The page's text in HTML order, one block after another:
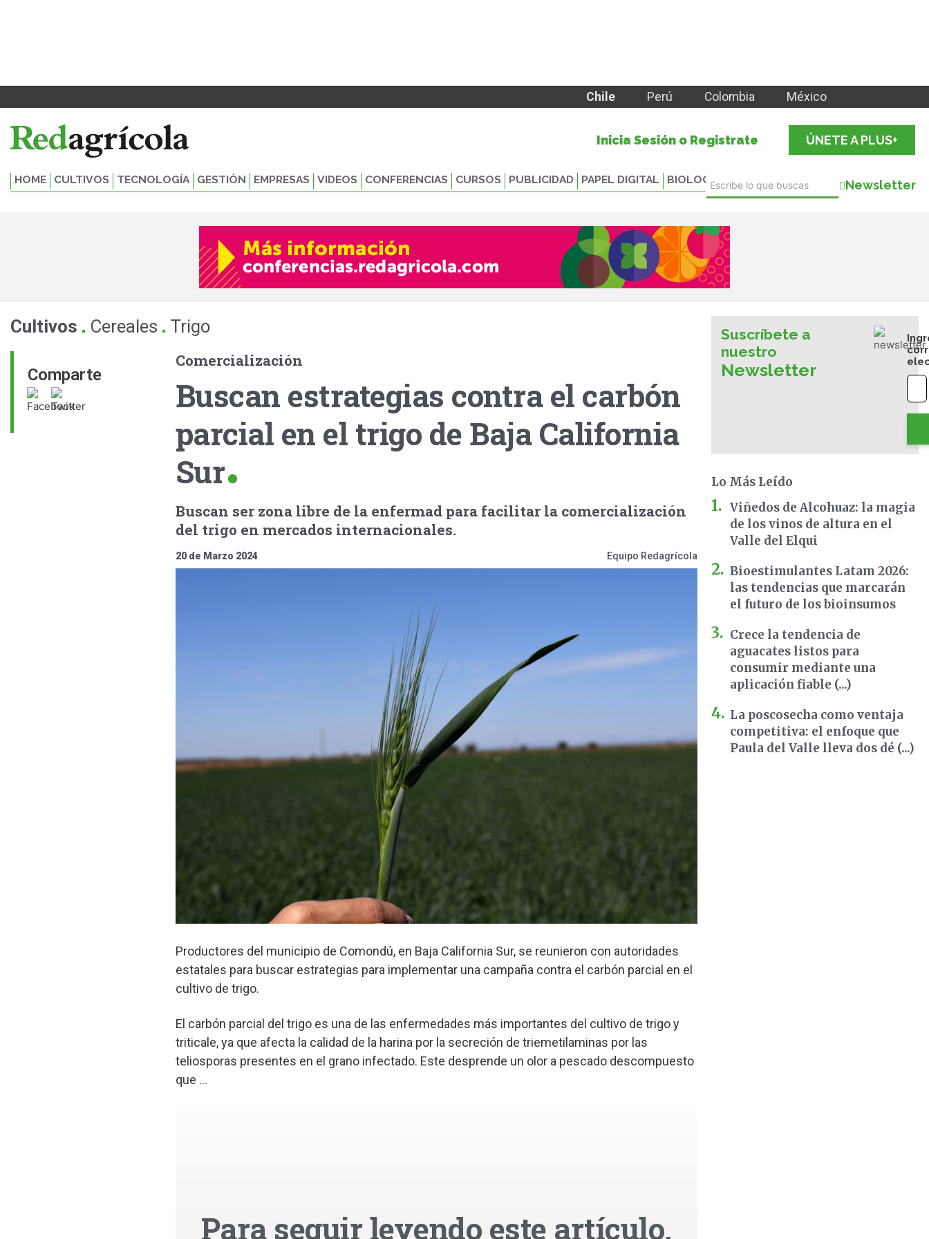
Chile Perú Colombia México
Inicia Sesión o Registrate ÚNETE A PLUS+
HOME CULTIVOS TECNOLOGÍA GESTIÓN EMPRESAS VIDEOS CONFERENCIAS CURSOS PUBLICIDAD PAPEL DIGITAL BIOLOGICALS Newsletter
Cultivos . Cereales . Trigo
Comparte
Comercialización
Buscan estrategias contra el carbón
parcial en el trigo de Baja California
Sur
Buscan ser zona libre de la enfermad para facilitar la comercialización
del trigo en mercados internacionales.
20 de Marzo 2024 Equipo Redagrícola
Productores del municipio de Comondú, en Baja California Sur, se reunieron con autoridades
estatales para buscar estrategias para implementar una campaña contra el carbón parcial en el
cultivo de trigo.
El carbón parcial del trigo es una de las enfermedades más importantes del cultivo de trigo y
triticale, ya que afecta la calidad de la harina por la secreción de triemetilaminas por las
teliosporas presentes en el grano infectado. Este desprende un olor a pescado descompuesto
que ...
Para seguir leyendo este artículo,
Suscríbete a
nuestro
Newsletter
Lo Más Leído
Viñedos de Alcohuaz: la magia
de los vinos de altura en el
Valle del Elqui
Bioestimulantes Latam 2026:
las tendencias que marcarán
el futuro de los bioinsumos
Crece la tendencia de
aguacates listos para
consumir mediante una
aplicación fiable (...)
La poscosecha como ventaja
competitiva: el enfoque que
Paula del Valle lleva dos dé (...)